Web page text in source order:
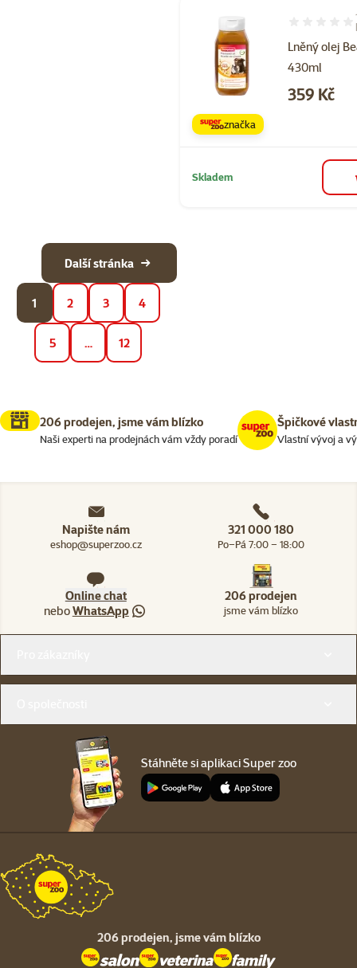
Lněný olej
430ml
Hodnocení
Cena
359 Kč
značka
Skladem
1 2 3 4
5 … 12
Další stránka
206 prodejen, jsme vám blízko
Naši experti na prodejnách vám vždy poradí
Špičkové
Vlastní vývoj a
Napište nám
eshop@superzoo.cz
321 000 180
Po–Pá 7:00 – 18:00
Online chat
neboWhatsApp
206 prodejen
jsme vám blízko
Stáhněte si aplikaci Super zoo
206 prodejen, jsme vám blízko